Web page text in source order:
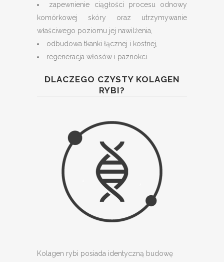
zapewnienie ciągłości procesu odnowy
komórkowej skóry oraz utrzymywanie
właściwego poziomu jej nawilżenia,
odbudowa tkanki łącznej i kostnej,
regeneracja włosów i paznokci.
DLACZEGO CZYSTY KOLAGEN
RYBI?
Kolagen rybi posiada identyczną budowę